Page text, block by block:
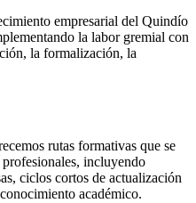
empresarial del Quindío
la labor gremial con
la formalización, la
rutas formativas que se
incluyendo
ciclos cortos de actualización
académico.